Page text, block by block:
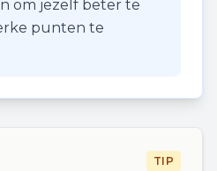
om jezelf beter te
punten te
TIP